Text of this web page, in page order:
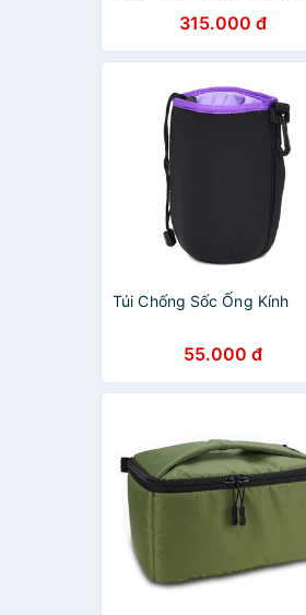
1000D CHỐNG NƯỚC,
CHỐNG SỐC, CHỐNG BỤI
TỐT
315.000 đ
Túi Chống Sốc Ống Kính
55.000 đ